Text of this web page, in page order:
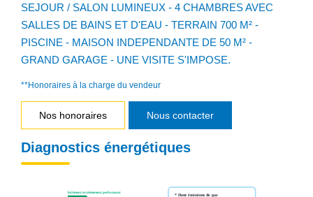
SEJOUR / SALON LUMINEUX - 4 CHAMBRES AVEC
SALLES DE BAINS ET D'EAU - TERRAIN 700 M² -
PISCINE - MAISON INDEPENDANTE DE 50 M² -
GRAND GARAGE - UNE VISITE S'IMPOSE.
**Honoraires à la charge du vendeur
Nos honoraires Nous contacter
Diagnostics énergétiques